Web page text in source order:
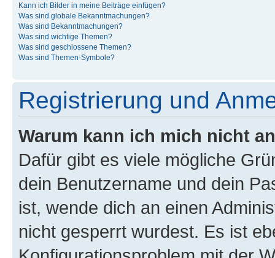
Kann ich Bilder in meine Beiträge einfügen?
Was sind globale Bekanntmachungen?
Was sind Bekanntmachungen?
Was sind wichtige Themen?
Was sind geschlossene Themen?
Was sind Themen-Symbole?
Registrierung und
Warum kann ich mich nicht
Dafür gibt es viele mögliche
dein Benutzername und dein
ist, wende dich an einen
nicht gesperrt wurdest. Es ist